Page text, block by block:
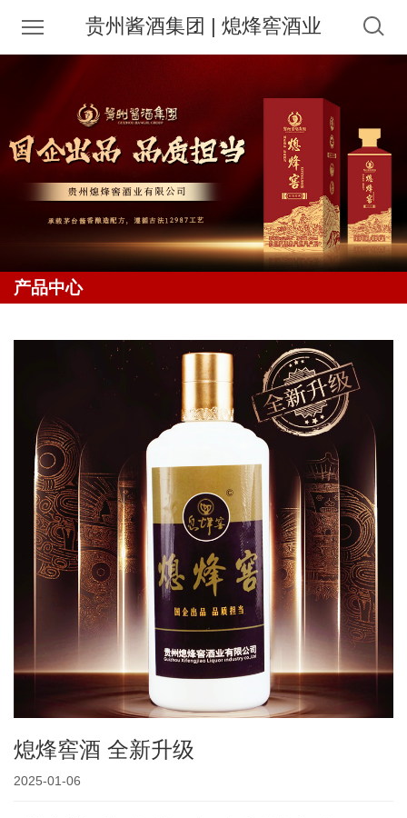
贵州酱酒集团 | 熄烽窖酒业
产品中心
熄烽窖酒 全新升级
2025-01-06